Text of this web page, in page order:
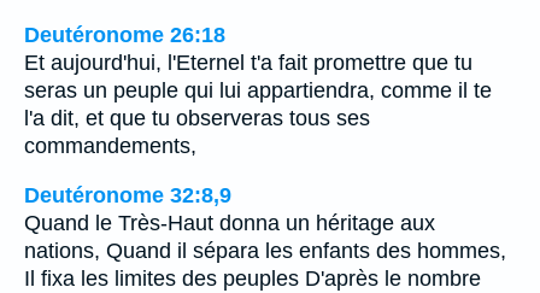
Deutéronome 26:18
Et aujourd'hui, l'Eternel t'a fait promettre que tu
seras un peuple qui lui appartiendra, comme il te
l'a dit, et que tu observeras tous ses
commandements,
Deutéronome 32:8,9
Quand le Très-Haut donna un héritage aux
nations, Quand il sépara les enfants des hommes,
Il fixa les limites des peuples D'après le nombre